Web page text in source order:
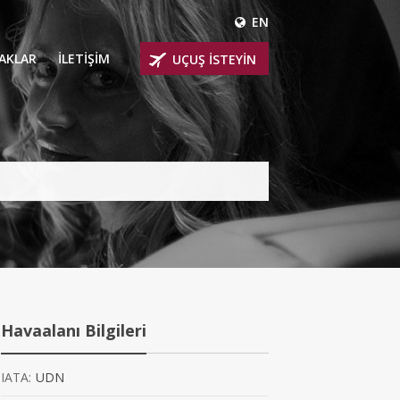
EN
UÇAKLAR
UÇAKLAR
İLETİŞİM UÇUŞ İSTEYİN
Havaalanı Bilgileri
IATA: UDN